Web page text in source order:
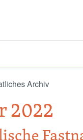
Archiv
2022